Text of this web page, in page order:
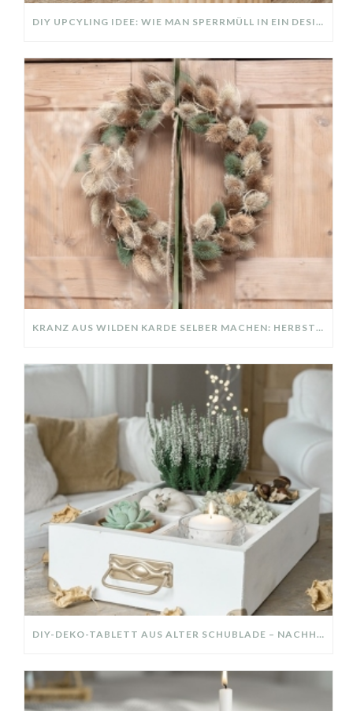
DIY UPCYLING IDEE: WIE MAN SPERRMÜLL IN EIN DESIGNER TEIL VERWANDELT
KRANZ AUS WILDEN KARDE SELBER MACHEN: HERBSTDEKO GANZ EINFACH
DIY-DEKO-TABLETT AUS ALTER SCHUBLADE – NACHHALTIGE HERBSTDEKO SELBER MACHEN!